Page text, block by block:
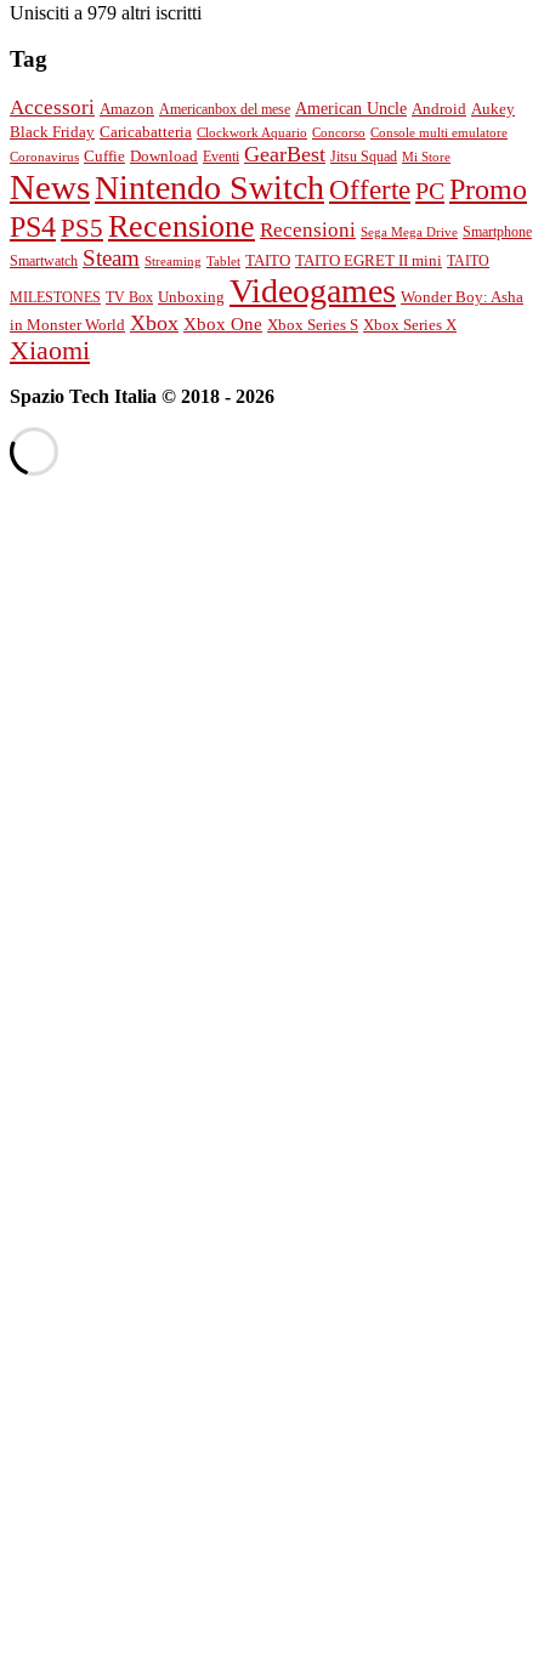
Unisciti a 979 altri iscritti
Tag
Accessori Amazon Americanbox del mese American Uncle Android Aukey
Black Friday Caricabatteria Clockwork Aquario Concorso Console multi emulatore
Coronavirus Cuffie Download Eventi GearBest Jitsu Squad Mi Store
NewsNintendo Switch OffertePCPromo
PS4PS5 Recensione Recensioni Sega Mega Drive Smartphone
Smartwatch Steam Streaming Tablet TAITO TAITO EGRET II mini TAITO
MILESTONES TV Box Unboxing Videogames Wonder Boy: Asha
in Monster World Xbox Xbox One Xbox Series S Xbox Series X
Xiaomi
Spazio Tech Italia © 2018 - 2026